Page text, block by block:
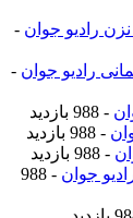
رادیو جوان-
رادیو جوان-
- 988 بازدید
- 988 بازدید
- 988 بازدید
جوان
- 988